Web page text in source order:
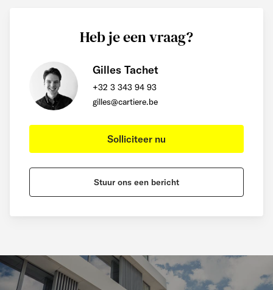
Heb je een vraag?
Gilles Tachet
+32 3 343 94 93
gilles@cartiere.be
Solliciteer nu
Stuur ons een bericht